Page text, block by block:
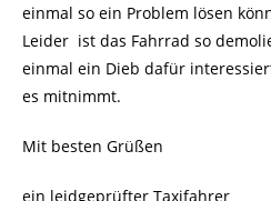
einmal so ein Problem lösen
Leider ist das Fahrrad so
einmal ein Dieb dafür
es mitnimmt.
Mit besten Grüßen
ein leidgeprüfter Taxifahrer